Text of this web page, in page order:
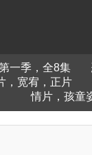
一季，全8集
，宽宥，正片
情片，孩童